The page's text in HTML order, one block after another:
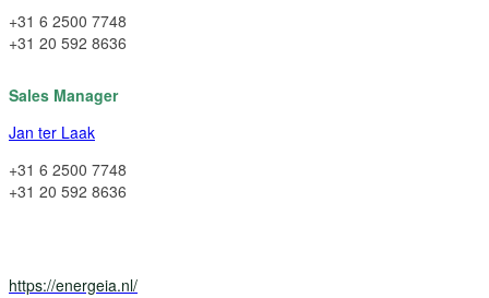
+31 6 2500 7748
+31 20 592 8636
Sales Manager
Jan ter Laak
+31 6 2500 7748
+31 20 592 8636
https://energeia.nl/